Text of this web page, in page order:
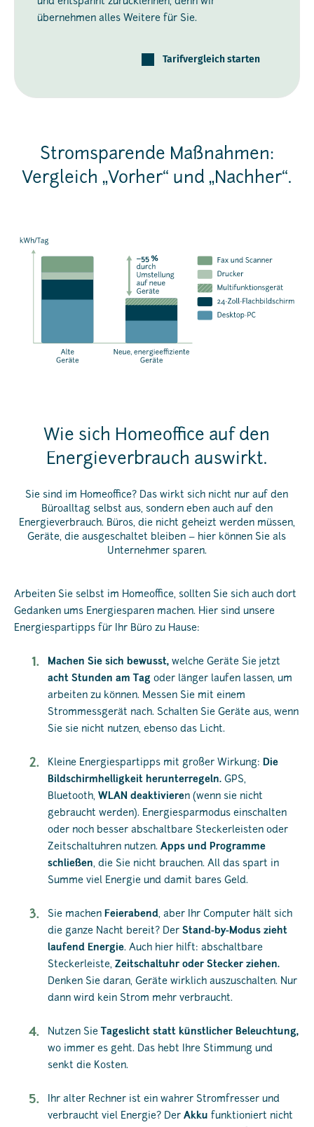
übernehmen alles Weitere für Sie.
Tarifvergleich starten
Stromsparende Maßnahmen:
Vergleich „Vorher“ und „Nachher“.
Wie sich Homeoffice auf den
Energieverbrauch auswirkt.
Sie sind im Homeoffice? Das wirkt sich nicht nur auf den
Büroalltag selbst aus, sondern eben auch auf den
Energieverbrauch. Büros, die nicht geheizt werden müssen,
Geräte, die ausgeschaltet bleiben – hier können Sie als
Unternehmer sparen.
Arbeiten Sie selbst im Homeoffice, sollten Sie sich auch dort
Gedanken ums Energiesparen machen. Hier sind unsere
Energiespartipps für Ihr Büro zu Hause:
Machen Sie sich bewusst, welche Geräte Sie jetzt
acht Stunden am Tag oder länger laufen lassen, um
arbeiten zu können. Messen Sie mit einem
Strommessgerät nach. Schalten Sie Geräte aus, wenn
Sie sie nicht nutzen, ebenso das Licht.
Kleine Energiespartipps mit großer Wirkung: Die
Bildschirmhelligkeit herunterregeln. GPS,
Bluetooth, WLAN deaktivieren (wenn sie nicht
gebraucht werden). Energiesparmodus einschalten
oder noch besser abschaltbare Steckerleisten oder
Zeitschaltuhren nutzen. Apps und Programme
schließen, die Sie nicht brauchen. All das spart in
Summe viel Energie und damit bares Geld.
Sie machen Feierabend, aber Ihr Computer hält sich
die ganze Nacht bereit? Der Stand-by-Modus zieht
laufend Energie. Auch hier hilft: abschaltbare
Steckerleiste, Zeitschaltuhr oder Stecker ziehen.
Denken Sie daran, Geräte wirklich auszuschalten. Nur
dann wird kein Strom mehr verbraucht.
Nutzen Sie Tageslicht statt künstlicher Beleuchtung,
wo immer es geht. Das hebt Ihre Stimmung und
senkt die Kosten.
Ihr alter Rechner ist ein wahrer Stromfresser und
verbraucht viel Energie? Der Akku funktioniert nicht